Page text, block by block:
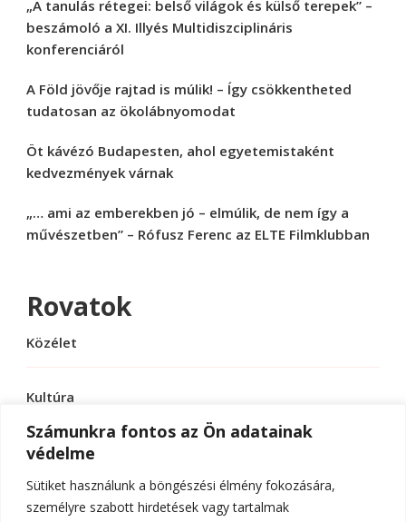
Számunkra fontos az Ön adatainak
védelme
Sütiket használunk a böngészési élmény fokozására,
személyre szabott hirdetések vagy tartalmak
„A tanulás rétegei: belső világok és külső terepek” –
beszámoló a XI. Illyés Multidiszciplináris
konferenciáról
A Föld jövője rajtad is múlik! – Így csökkentheted
tudatosan az ökolábnyomodat
Öt kávézó Budapesten, ahol egyetemistaként
kedvezmények várnak
„… ami az emberekben jó – elmúlik, de nem így a
művészetben” – Rófusz Ferenc az ELTE Filmklubban
Rovatok
Közélet
Kultúra
Sport
Tudomány